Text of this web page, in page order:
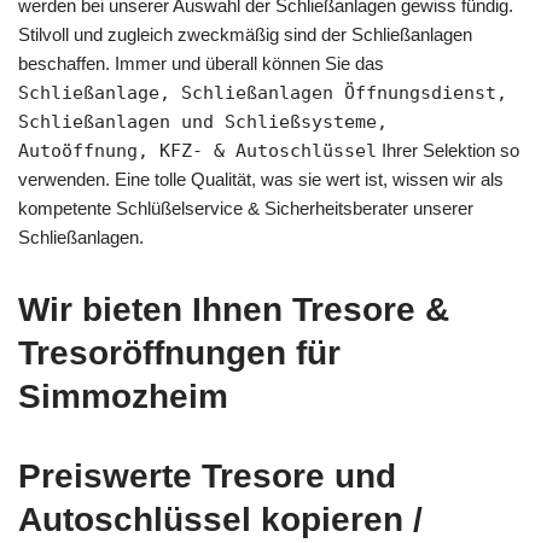
werden bei unserer Auswahl der Schließanlagen gewiss fündig.
Stilvoll und zugleich zweckmäßig sind der Schließanlagen
beschaffen. Immer und überall können Sie das
Schließanlage, Schließanlagen Öffnungsdienst,
Schließanlagen und Schließsysteme,
Autoöffnung, KFZ- & Autoschlüssel Ihrer Selektion so
verwenden. Eine tolle Qualität, was sie wert ist, wissen wir als
kompetente Schlüßelservice & Sicherheitsberater unserer
Schließanlagen.
Wir bieten Ihnen Tresore &
Tresoröffnungen für
Simmozheim
Preiswerte Tresore und
Autoschlüssel kopieren /